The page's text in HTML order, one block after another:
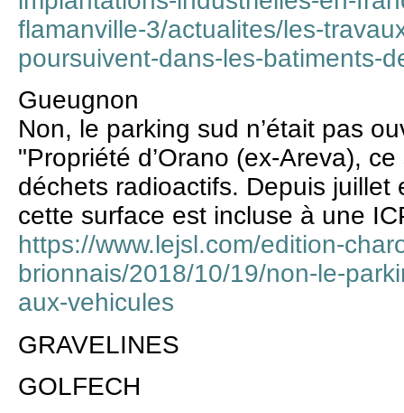
flamanville-3/actualites/les-
poursuivent-dans-les-batiments-
Gueugnon
Non, le parking sud n’était pas
"Propriété d’Orano (ex-Areva),
déchets radioactifs. Depuis juillet
cette surface est incluse à une
https://www.lejsl.com/edition-
brionnais/2018/10/19/non-le-
aux-vehicules
GRAVELINES
GOLFECH